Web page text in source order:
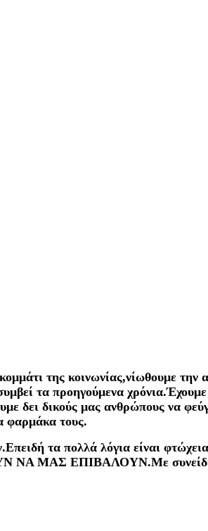
της κοινωνίας,νίωθουμε την
τα προηγούμενα χρόνια.Έχουμε
δει δικούς μας ανθρώπους να
φαρμάκα τους.
τα πολλά λόγια είναι
ΕΠΙΒΑΛΟΥΝ.Με συνείδηση